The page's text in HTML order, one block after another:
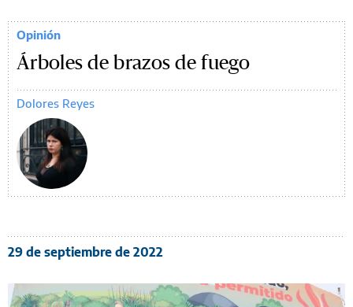
Opinión
Árboles de brazos de fuego
Dolores Reyes
29 de septiembre de 2022